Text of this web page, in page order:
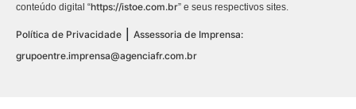
conteúdo digital “https://istoe.com.br” e seus respectivos sites.
Política de Privacidade
Assessoria de Imprensa:
grupoentre.imprensa@agenciafr.com.br